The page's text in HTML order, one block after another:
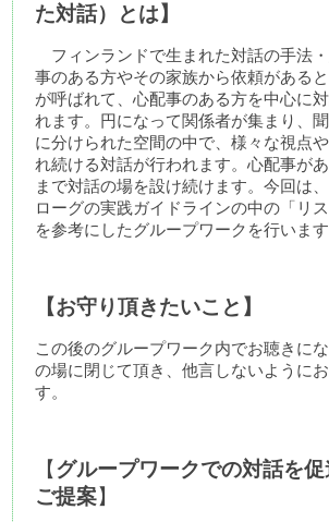
た対話）とは】
フィンランドで生まれた対話の手法
事のある方やその家族から依頼がある
が呼ばれて、心配事のある方を中心に
れます。円になって関係者が集まり、
に分けられた空間の中で、様々な視点
れ続ける対話が行われます。心配事が
まで対話の場を設け続けます。今回は
ローグの実践ガイドラインの中の「リス
を参考にしたグループワークを行います
【お守り頂きたいこと】
この後のグループワーク内でお聴きに
の場に閉じて頂き、他言しないように
す。
【 グループワークでの対話を
ご提案】